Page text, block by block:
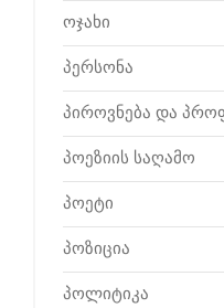
ოჯახი
პერსონა
პიროვნება და
პოეზიის საღამო
პოეტი
პოზიცია
პოლიტიკა